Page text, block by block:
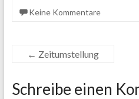
Keine Kommentare
← Zeitumstellung
Schreibe einen